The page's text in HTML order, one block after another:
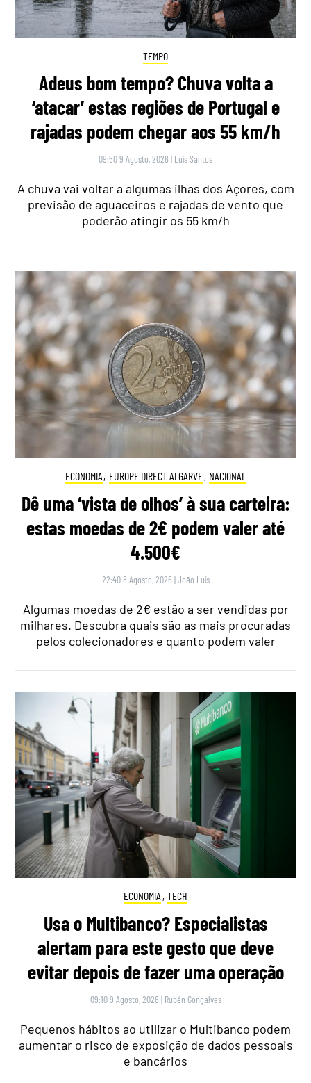
TEMPO
Adeus bom tempo? Chuva volta a
‘atacar’ estas regiões de Portugal e
rajadas podem chegar aos 55 km/h
09:50 9 Agosto, 2026 | Luís Santos
A chuva vai voltar a algumas ilhas dos Açores, com
previsão de aguaceiros e rajadas de vento que
poderão atingir os 55 km/h
ECONOMIA, EUROPE DIRECT ALGARVE, NACIONAL
Dê uma ‘vista de olhos’ à sua carteira:
estas moedas de 2€ podem valer até
4.500€
22:40 8 Agosto, 2026 |João Luís
Algumas moedas de 2€ estão a ser vendidas por
milhares. Descubra quais são as mais procuradas
pelos colecionadores e quanto podem valer
ECONOMIA , TECH
Usa o Multibanco? Especialistas
alertam para este gesto que deve
evitar depois de fazer uma operação
09:10 9 Agosto, 2026 | Rubén Gonçalves
Pequenos hábitos ao utilizar o Multibanco podem
aumentar o risco de exposição de dados pessoais
e bancários